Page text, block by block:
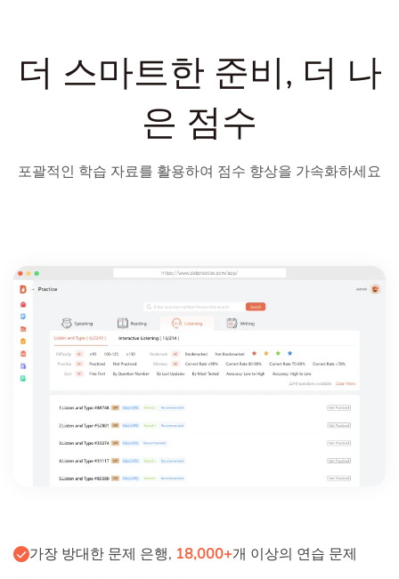
더 스마트한 준비, 더 나
은 점수
포괄적인 학습 자료를 활용하여 점수 향상을 가속화하세요
가장 방대한 문제 은행, 18,000+개 이상의 연습 문제